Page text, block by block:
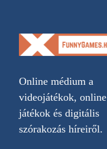
Online médium a
videojátékok, online
játékok és digitális
szórakozás híreiről.